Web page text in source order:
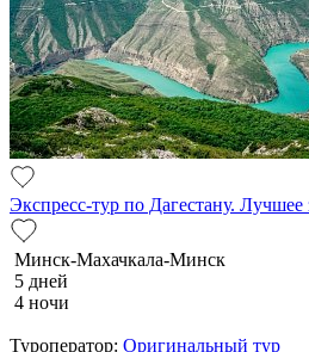
Экспресс-тур по Дагестану. Лучшее
Минск-Махачкала-Минск
5 дней
4 ночи
Туроператор: Оригинальный тур